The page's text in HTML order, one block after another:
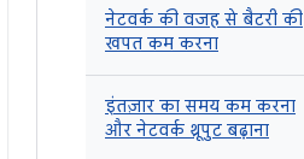
नेटवर्क की वजह से बैटरी की
खपत कम करना
इंतज़ार का समय कम करना
और नेटवर्क थ्रूपुट बढ़ाना